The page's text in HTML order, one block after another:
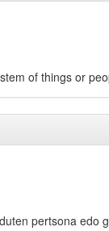
of things or
pertsona edo